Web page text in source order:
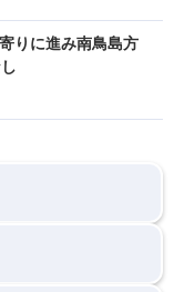
りに進み南鳥島方